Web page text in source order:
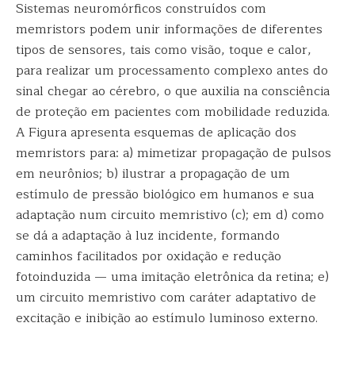
Sistemas neuromórficos construídos com
memristors podem unir informações de diferentes
tipos de sensores, tais como visão, toque e calor,
para realizar um processamento complexo antes do
sinal chegar ao cérebro, o que auxilia na consciência
de proteção em pacientes com mobilidade reduzida.
A Figura apresenta esquemas de aplicação dos
memristors para: a) mimetizar propagação de pulsos
em neurônios; b) ilustrar a propagação de um
estímulo de pressão biológico em humanos e sua
adaptação num circuito memristivo (c); em d) como
se dá a adaptação à luz incidente, formando
caminhos facilitados por oxidação e redução
fotoinduzida — uma imitação eletrônica da retina; e)
um circuito memristivo com caráter adaptativo de
excitação e inibição ao estímulo luminoso externo.